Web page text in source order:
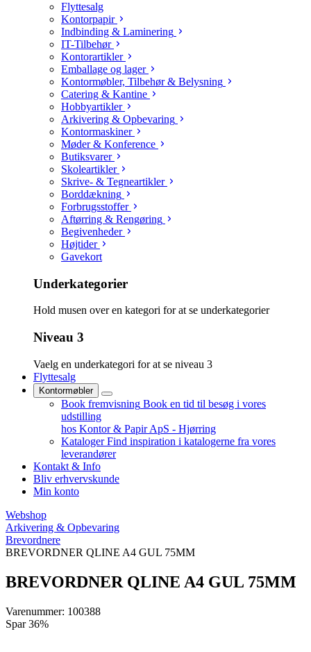
Flyttesalg
Kontorpapir
Indbinding & Laminering
IT-Tilbehør
Kontorartikler
Emballage og lager
Kontormøbler, Tilbehør & Belysning
Catering & Kantine
Hobbyartikler
Arkivering & Opbevaring
Kontormaskiner
Møder & Konference
Butiksvarer
Skoleartikler
Skrive- & Tegneartikler
Borddækning
Forbrugsstoffer
Aftørring & Rengøring
Begivenheder
Højtider
Gavekort
Underkategorier
Hold musen over en kategori for at se underkategorier
Niveau 3
Vaelg en underkategori for at se niveau 3
Flyttesalg
Kontormøbler
Book fremvisning Book en tid til besøg i vores
udstilling
hos Kontor & Papir ApS - Hjørring
Kataloger Find inspiration i katalogerne fra vores
leverandører
Kontakt & Info
Bliv erhvervskunde
Min konto
Webshop
Arkivering & Opbevaring
Brevordnere
BREVORDNER QLINE A4 GUL 75MM
BREVORDNER QLINE A4 GUL 75MM
Varenummer: 100388
Spar 36%